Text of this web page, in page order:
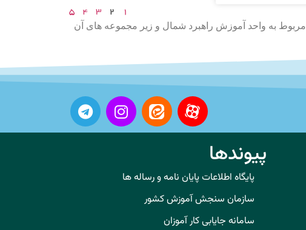
1
2
3
4
5
مربوط به واحد آموزش راهبرد شمال و زیر مجموعه های آن
پیوندها
پایگاه اطلاعات پایان نامه و رساله ها
سازمان سنجش آموزش کشور
سامانه جایابی کار آموزان